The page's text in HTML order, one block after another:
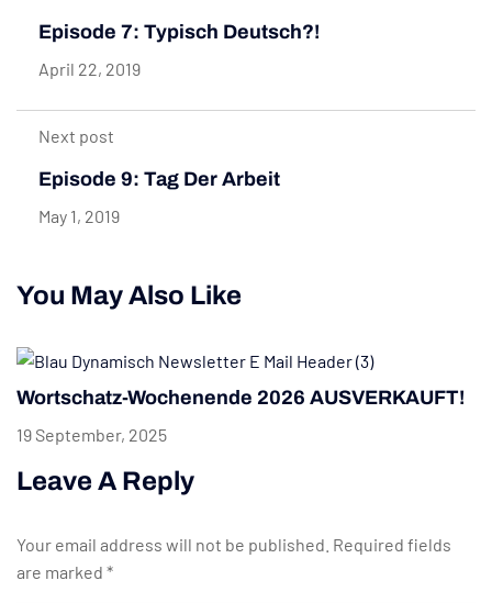
Episode 7: Typisch Deutsch?!
April 22, 2019
Next post
Episode 9: Tag Der Arbeit
May 1, 2019
You May Also Like
Wortschatz-Wochenende 2026 AUSVERKAUFT!
19 September, 2025
Leave A Reply
Your email address will not be published. Required fields
are marked *